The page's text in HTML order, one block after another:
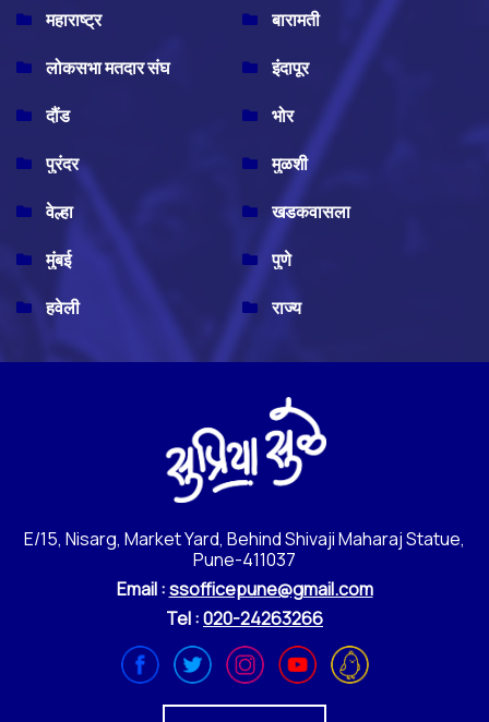
महाराष्ट्र
बारामती
लोकसभा मतदार संघ
इंदापूर
दौंड
भोर
पुरंदर
मुळशी
वेल्हा
खडकवासला
मुंबई
पुणे
हवेली
राज्य
E/15, Nisarg, Market Yard, Behind Shivaji Maharaj Statue,
Pune-411037
Email :ssofficepune@gmail.com
Tel :020-24263266